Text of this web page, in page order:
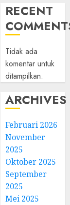
RECENT
Tidak ada
komentar untuk
ditampilkan.
ARCHIVES
Februari 2026
November
2025
Oktober 2025
September
2025
Mei 2025